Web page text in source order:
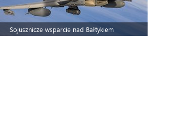
Sojusznicze wsparcie nad Bałtykiem